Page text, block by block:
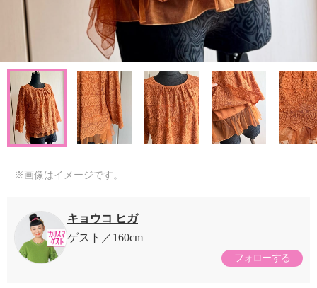
※画像はイメージです。
キョウコ ヒガ
ゲスト
160cm
フォローする